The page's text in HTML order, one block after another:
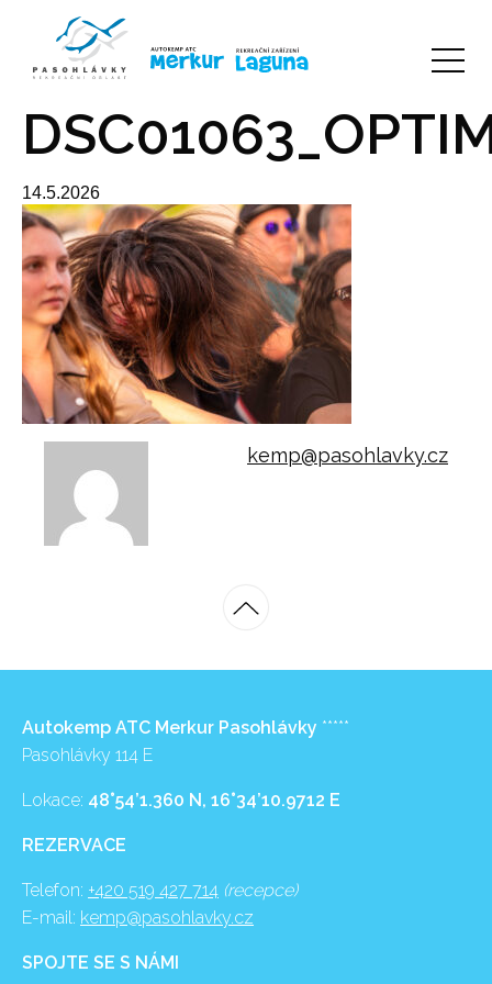
14.5.2026
kemp@pasohlavky.cz
Autokemp ATC Merkur Pasohlávky *****
Pasohlávky 114 E
Lokace: 48°54’1.360 N, 16°34’10.9712 E
REZERVACE
Telefon: +420 519 427 714 (recepce)
E-mail: kemp@pasohlavky.cz
SPOJTE SE S NÁMI